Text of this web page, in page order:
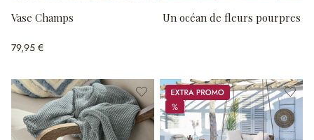
Vase Champs
79,95 €
Un océan de fleurs pourpres
Promos
%
%